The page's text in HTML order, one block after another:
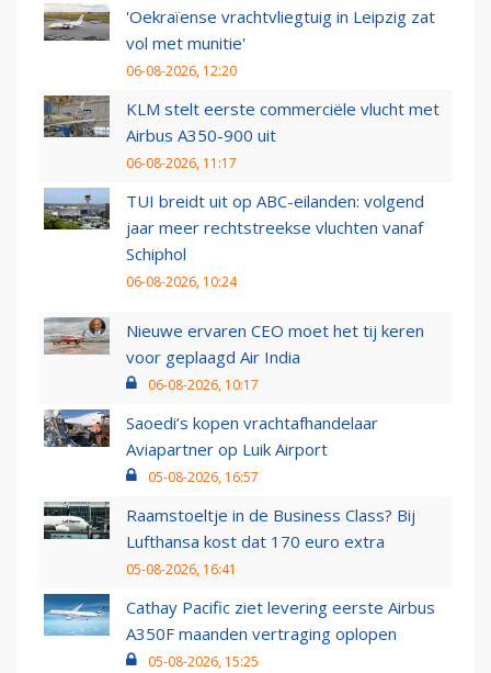
'Oekraïense vrachtvliegtuig in Leipzig zat
vol met munitie'
06-08-2026, 12:20
KLM stelt eerste commerciële vlucht met
Airbus A350-900 uit
06-08-2026, 11:17
TUI breidt uit op ABC-eilanden: volgend
jaar meer rechtstreekse vluchten vanaf
Schiphol
06-08-2026, 10:24
Nieuwe ervaren CEO moet het tij keren
voor geplaagd Air India
06-08-2026, 10:17
Saoedi’s kopen vrachtafhandelaar
Aviapartner op Luik Airport
05-08-2026, 16:57
Raamstoeltje in de Business Class? Bij
Lufthansa kost dat 170 euro extra
05-08-2026, 16:41
Cathay Pacific ziet levering eerste Airbus
A350F maanden vertraging oplopen
05-08-2026, 15:25